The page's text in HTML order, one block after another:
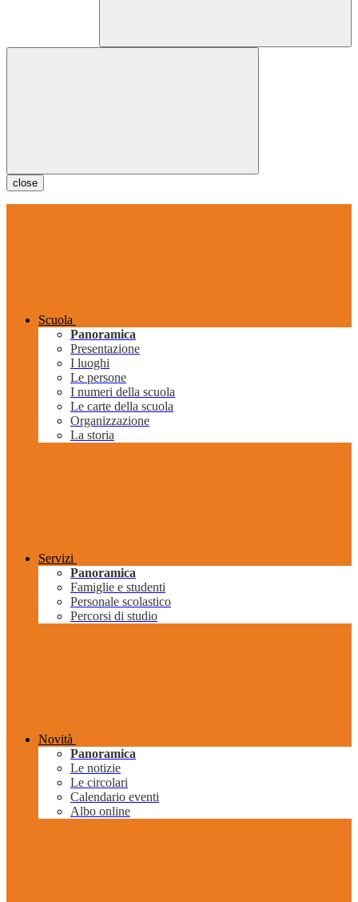
close
Scuola
Panoramica
Presentazione
I luoghi
Le persone
I numeri della scuola
Le carte della scuola
Organizzazione
La storia
Servizi
Panoramica
Famiglie e studenti
Personale scolastico
Percorsi di studio
Novità
Panoramica
Le notizie
Le circolari
Calendario eventi
Albo online